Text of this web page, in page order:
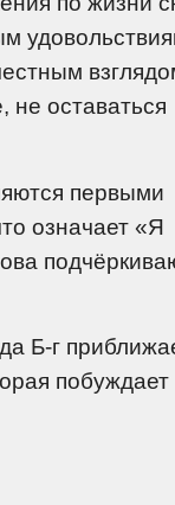
не оставаться
первыми
означает «Я
Б-г
побуждает